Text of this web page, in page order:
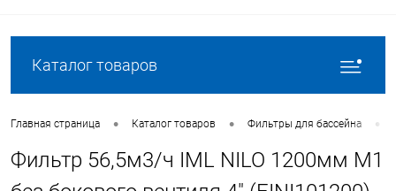
Каталог товаров
Главная страница • Каталог товаров • Фильтры для бассейна •
Фильтр 56,5м3/ч IML NILO 1200мм М1